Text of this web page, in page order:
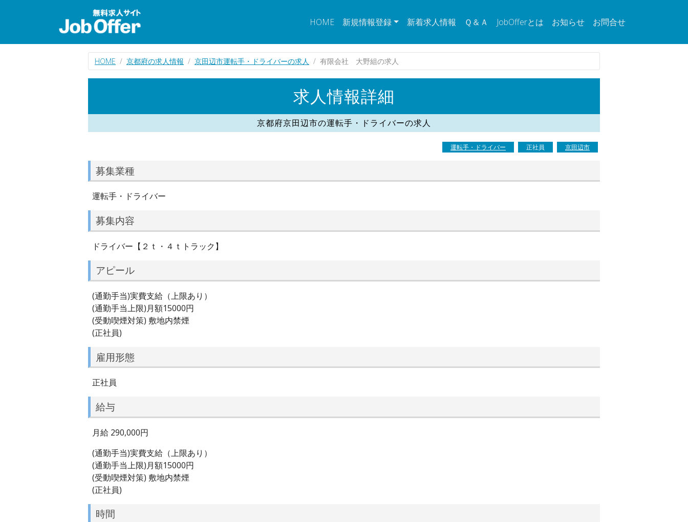
HOME 新規情報登録 新着求人情報 Ｑ＆Ａ JobOfferとは お知らせ お問合せ
HOME 京都府の求人情報 京田辺市運転手・ドライバーの求人 有限会社 大野組の求人
求人情報詳細
京都府京田辺市の運転手・ドライバーの求人
運転手・ドライバー 正社員 京田辺市
募集業種
運転手・ドライバー
募集内容
ドライバー【２ｔ・４ｔトラック】
アピール
(通勤手当)実費支給（上限あり）
(通勤手当上限)月額15000円
(受動喫煙対策) 敷地内禁煙
(正社員)
雇用形態
正社員
給与
月給 290,000円
(通勤手当)実費支給（上限あり）
(通勤手当上限)月額15000円
(受動喫煙対策) 敷地内禁煙
(正社員)
時間